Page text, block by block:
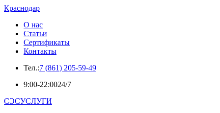
Краснодар
О нас
Статьи
Сертификаты
Контакты
Тел.:7 (861) 205-59-49
9:00-22:0024/7
СЭСУСЛУГИ